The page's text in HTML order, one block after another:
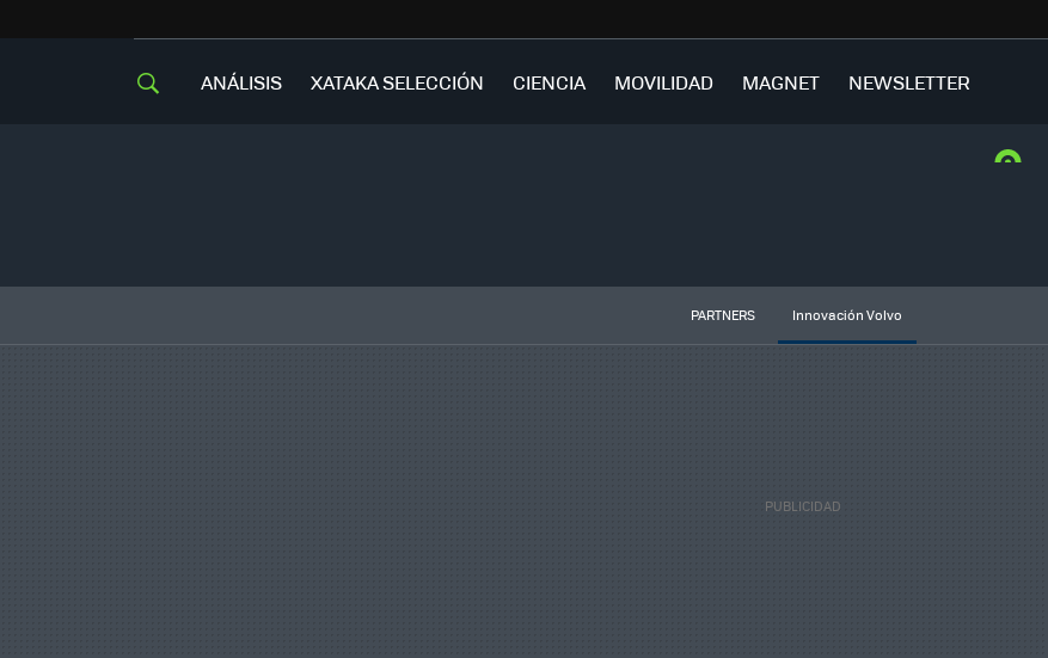
ANÁLISIS XATAKA SELECCIÓN CIENCIA MOVILIDAD MAGNET NEWSLETTER
PARTNERS Innovación Volvo